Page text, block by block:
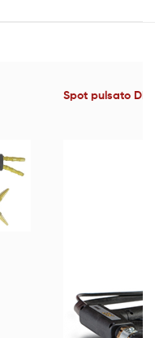
Spot pulsato